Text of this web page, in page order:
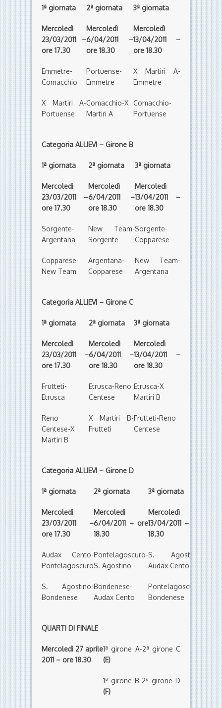
1ª giornata
Mercoledì
23/03/2011 –
ore 17.30
2ª giornata
Mercoledì
6/04/2011 –
ore 18.30
3ª giornata
Mercoledì
13/04/2011 –
ore 18.30
Emmetre-
Comacchio
X Martiri A-
Portuense
Portuense-
Emmetre
Comacchio-X
Martiri A
X Martiri A-
Emmetre
Comacchio-
Portuense
Categoria ALLIEVI – Girone B
1ª giornata
Mercoledì
23/03/2011 –
ore 17.30
2ª giornata
Mercoledì
6/04/2011 –
ore 18.30
3ª giornata
Mercoledì
13/04/2011 –
ore 18.30
Sorgente-
Argentana
Copparese-
New Team
New Team-
Sorgente
Argentana-
Copparese
Sorgente-
Copparese
New Team-
Argentana
Categoria ALLIEVI – Girone C
1ª giornata
Mercoledì
23/03/2011 –
ore 17.30
2ª giornata
Mercoledì
6/04/2011 –
ore 18.30
3ª giornata
Mercoledì
13/04/2011 –
ore 18.30
Frutteti-
Etrusca
Reno
Centese-X
Martiri B
Etrusca-Reno
Centese
X Martiri B-
Frutteti
Etrusca-X
Martiri B
Frutteti-Reno
Centese
Categoria ALLIEVI – Girone D
1ª giornata
Mercoledì
23/03/2011 –
ore 17.30
2ª giornata
Mercoledì
6/04/2011 – ore
18.30
3ª giornata
Mercoledì
13/04/2011 – ore
18.30
Audax Cento-
Pontelagoscuro
S. Agostino-
Bondenese
Pontelagoscuro-
S. Agostino
Bondenese-
Audax Cento
S. Agostino-
Audax Cento
Pontelagoscuro-
Bondenese
QUARTI DI FINALE
Mercoledì 27 aprile
2011 – ore 18.30
1ª girone A-2ª girone C
(E)
1ª girone B-2ª girone D
(F)